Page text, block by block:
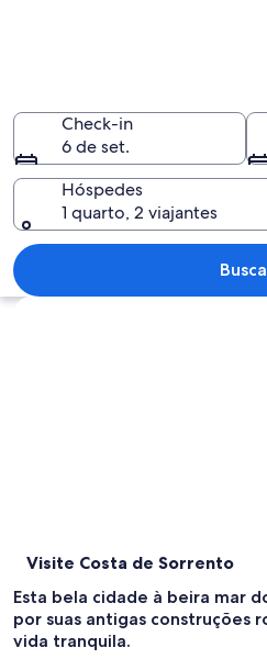
Sorrento
Check-in
6 de set.
Hóspedes
1 quarto, 2 viajantes
Explorar mapa
Visite Costa de Sorrento
Esta bela cidade à beira mar
por suas antigas construções
vida tranquila.